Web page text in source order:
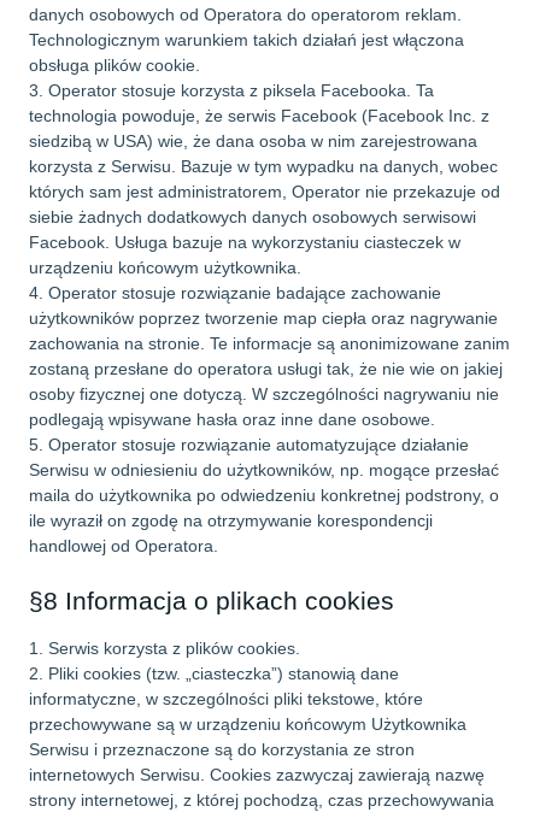
danych osobowych od Operatora do operatorom reklam.
Technologicznym warunkiem takich działań jest włączona
obsługa plików cookie.
3. Operator stosuje korzysta z piksela Facebooka. Ta
technologia powoduje, że serwis Facebook (Facebook Inc. z
siedzibą w USA) wie, że dana osoba w nim zarejestrowana
korzysta z Serwisu. Bazuje w tym wypadku na danych, wobec
których sam jest administratorem, Operator nie przekazuje od
siebie żadnych dodatkowych danych osobowych serwisowi
Facebook. Usługa bazuje na wykorzystaniu ciasteczek w
urządzeniu końcowym użytkownika.
4. Operator stosuje rozwiązanie badające zachowanie
użytkowników poprzez tworzenie map ciepła oraz nagrywanie
zachowania na stronie. Te informacje są anonimizowane zanim
zostaną przesłane do operatora usługi tak, że nie wie on jakiej
osoby fizycznej one dotyczą. W szczególności nagrywaniu nie
podlegają wpisywane hasła oraz inne dane osobowe.
5. Operator stosuje rozwiązanie automatyzujące działanie
Serwisu w odniesieniu do użytkowników, np. mogące przesłać
maila do użytkownika po odwiedzeniu konkretnej podstrony, o
ile wyraził on zgodę na otrzymywanie korespondencji
handlowej od Operatora.
§8 Informacja o plikach cookies
1. Serwis korzysta z plików cookies.
2. Pliki cookies (tzw. „ciasteczka”) stanowią dane
informatyczne, w szczególności pliki tekstowe, które
przechowywane są w urządzeniu końcowym Użytkownika
Serwisu i przeznaczone są do korzystania ze stron
internetowych Serwisu. Cookies zazwyczaj zawierają nazwę
strony internetowej, z której pochodzą, czas przechowywania